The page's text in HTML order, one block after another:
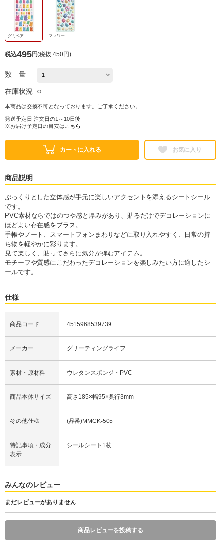
グミベア フラワー
税込495円(税抜 450円)
数 量
在庫状況 ○
本商品は交換不可となっております。ご了承ください。
発送予定日 注文日の1～10日後
※お届け予定日の目安は こちら
カートに入れる お気に入り
商品説明
ぷっくりとした立体感が手元に楽しいアクセントを添えるシートシール
です。
PVC素材ならではのつや感と厚みがあり、貼るだけでデコレーションに
ほどよい存在感をプラス。
手帳やノート、スマートフォンまわりなどに取り入れやすく、日常の持
ち物を軽やかに彩ります。
見て楽しく、貼ってさらに気分が弾むアイテム。
モチーフや質感にこだわったデコレーションを楽しみたい方に適したシ
ールです。
仕様
商品コード 4515968539739
メーカー グリーティングライフ
素材・原材料 ウレタンスポンジ・PVC
商品本体サイズ 高さ185×幅95×奥行3mm
その他仕様 (品番)MMCK-505
特記事項・成分
表示
シールシート1枚
みんなのレビュー
まだレビューがありません
商品レビューを投稿する